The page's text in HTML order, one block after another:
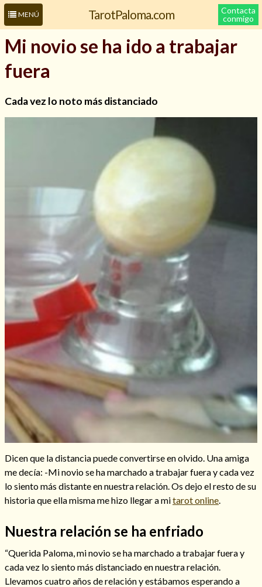
MENÚ TarotPaloma.com
Contacta
conmigo
Hechizos de amor
Amarre para recuperar a mi pareja
Mi novio se ha ido a trabajar
fuera
Cada vez lo noto más distanciado
Dicen que la distancia puede convertirse en olvido. Una amiga
me decía: -Mi novio se ha marchado a trabajar fuera y cada vez
lo siento más distante en nuestra relación. Os dejo el resto de su
historia que ella misma me hizo llegar a mitarot online.
Nuestra relación se ha enfriado
“Querida Paloma, mi novio se ha marchado a trabajar fuera y
cada vez lo siento más distanciado en nuestra relación.
Llevamos cuatro años de relación y estábamos esperando a